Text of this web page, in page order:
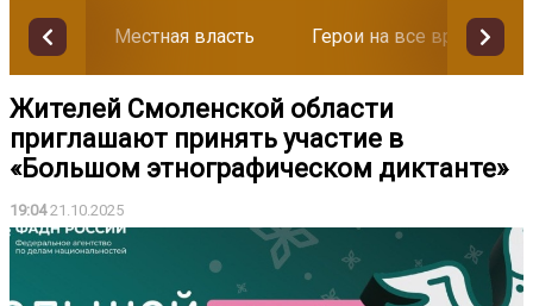
Местная власть Герои на все времена
Жителей Смоленской области
приглашают принять участие в
«Большом этнографическом диктанте»
19:0421.10.2025